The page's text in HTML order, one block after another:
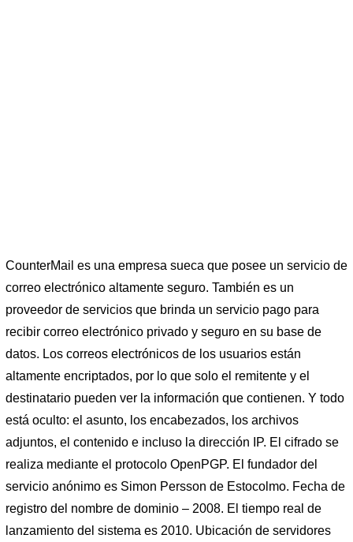
CounterMail es una empresa sueca que posee un servicio de
correo electrónico altamente seguro. También es un
proveedor de servicios que brinda un servicio pago para
recibir correo electrónico privado y seguro en su base de
datos. Los correos electrónicos de los usuarios están
altamente encriptados, por lo que solo el remitente y el
destinatario pueden ver la información que contienen. Y todo
está oculto: el asunto, los encabezados, los archivos
adjuntos, el contenido e incluso la dirección IP. El cifrado se
realiza mediante el protocolo OpenPGP. El fundador del
servicio anónimo es Simon Persson de Estocolmo. Fecha de
registro del nombre de dominio – 2008. El tiempo real de
lanzamiento del sistema es 2010. Ubicación de servidores